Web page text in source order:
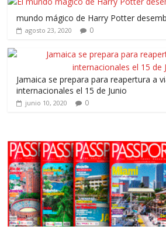
mundo mágico de Harry Potter
agosto 23, 2020 0
Jamaica se prepara para reapertura a
internacionales el 15 de Junio
junio 10, 2020 0